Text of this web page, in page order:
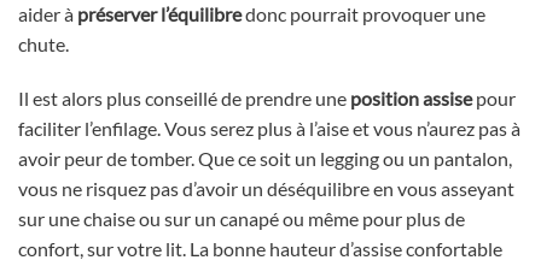
aider à préserver l’équilibredonc pourrait provoquer une
chute.
Il est alors plus conseillé de prendre une position assisepour
faciliter l’enfilage. Vous serez plus à l’aise et vous n’aurez pas à
avoir peur de tomber. Que ce soit un legging ou un pantalon,
vous ne risquez pas d’avoir un déséquilibre en vous asseyant
sur une chaise ou sur un canapé ou même pour plus de
confort, sur votre lit. La bonne hauteur d’assise confortable